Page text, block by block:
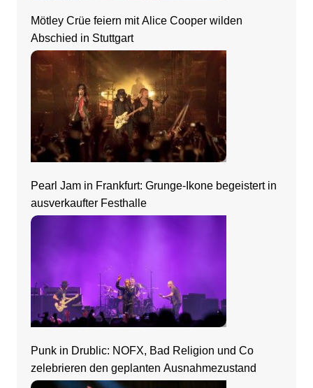
Mötley Crüe feiern mit Alice Cooper wilden
Abschied in Stuttgart
Pearl Jam in Frankfurt: Grunge-Ikone begeistert in
ausverkaufter Festhalle
Punk in Drublic: NOFX, Bad Religion und Co
zelebrieren den geplanten Ausnahmezustand